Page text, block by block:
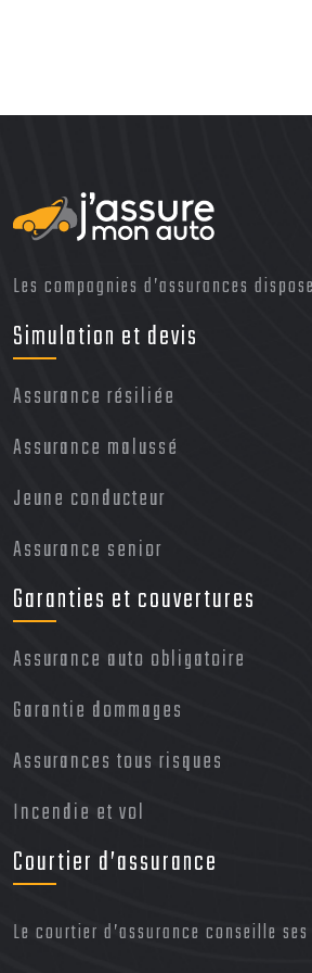
Les compagnies d’assurances
Simulation et devis
Assurance résiliée
Assurance malussé
Jeune conducteur
Assurance senior
Garanties et couvertures
Assurance auto obligatoire
Garantie dommages
Assurances tous risques
Incendie et vol
Courtier d’assurance
Le courtier d’assurance conseille